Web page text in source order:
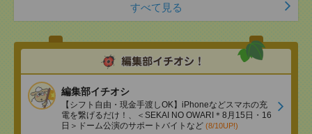
すべて見る
編集部イチオシ
【シフト自由・現金手渡しOK】iPhoneなどスマホの充
電を繋げるだけ！、＜SEKAI NO OWARI＊8月15日・16
日＞ドーム公演のサポートバイトなど (8/10UP!)